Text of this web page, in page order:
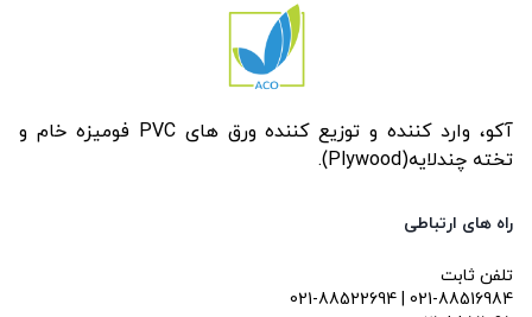
آکو، وارد کننده و توزیع کننده ورق های PVC فومیزه خام و
تخته چندلایه(Plywood).
راه های ارتباطی
تلفن ثابت
021-88522694 | 021-88516984